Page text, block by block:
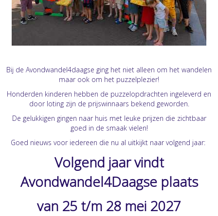
Bij de Avondwandel4daagse ging het niet alleen om het wandelen
maar ook om het puzzelplezier!
Honderden kinderen hebben de puzzelopdrachten ingeleverd en
door loting zijn de prijswinnaars bekend geworden.
De gelukkigen gingen naar huis met leuke prijzen die zichtbaar
goed in de smaak vielen!
Goed nieuws voor iedereen die nu al uitkijkt naar volgend jaar:
Volgend jaar vindt
Avondwandel4Daagse plaats
van 25 t/m 28 mei 2027